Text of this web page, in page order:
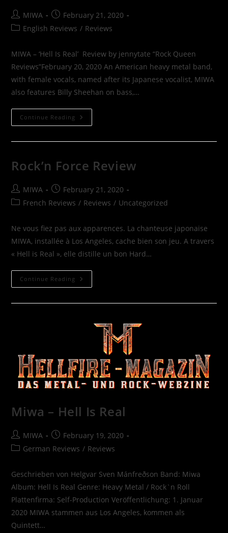
MIWA
February 21, 2020
English Reviews / Reviews
MIWA – ‘Hell Is Real’ Review by jennytate “Rock Queen
Reviews”February 20, 2020 An American heavy metal band,
with female vocals, named after its Japanese vocalist, MIWA
also features Billy Sheehan on bass,…
Continue Reading
Rock’n Force Review
MIWA
February 21, 2020
French Reviews / Reviews / Uncategorized
Ne vous fiez pas aux apparences. La chanteuse japonaise
MIWA, installée à Los Angeles, cache bien son jeu. A travers
« Hell is Real », elle distille un bon Hard…
Continue Reading
Miwa – Hell Is Real
MIWA
February 19, 2020
German Reviews / Reviews
Geschrieben von Helgvar Sven Mánfreðson Band: Miwa
Album: Hell Is Real Genre: Heavy Metal / Rock`n Roll
Plattenfirma: Self-Production Veröffentlichung: 1. Januar
2020 MIWA stammen aus Los Angeles, kommen als
Quintett…